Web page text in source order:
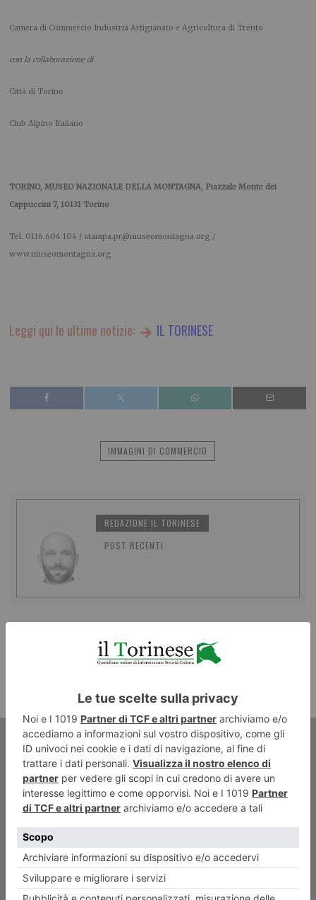
Camera di Commercio Industria Artigianato e Agricoltura di Trento
con la collaborazione di
Città di Torino
Club Alpino Italiano
TORINO, MUSEO NAZIONALE DELLA MONTAGNA, Piazzale Monte dei
Cappuccini 7, 10131 Torino
Tel. 0116.604.104 / stampa.pr@museomontagna.org /
www.museomontagna.org
Leggi qui le ultime notizie: IL TORINESE
IMMAGINI DI COMMERCIO
REDAZIONE IL TORINESE
POST RECENTI
L’etica del coraggio